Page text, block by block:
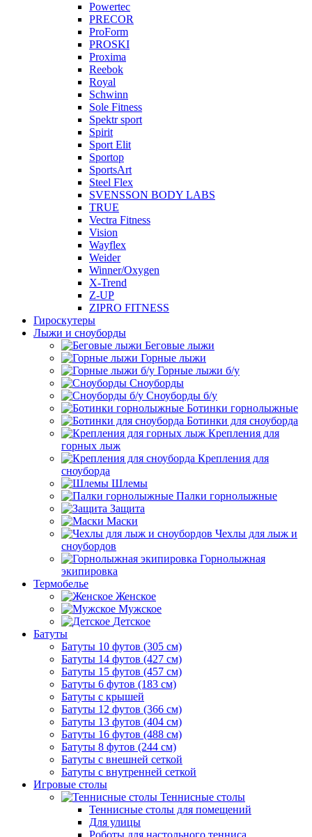
Powertec
PRECOR
ProForm
PROSKI
Proxima
Reebok
Royal
Schwinn
Sole Fitness
Spektr sport
Spirit
Sport Elit
Sportop
SportsArt
Steel Flex
SVENSSON BODY LABS
TRUE
Vectra Fitness
Vision
Wayflex
Weider
Winner/Oxygen
X-Trend
Z-UP
ZIPRO FITNESS
Гироскутеры
Лыжи и сноуборды
Беговые лыжи
Горные лыжи
Горные лыжи б/у
Сноуборды
Сноуборды б/у
Ботинки горнолыжные
Ботинки для сноуборда
Крепления для
горных лыж
Крепления для
сноуборда
Шлемы
Палки горнолыжные
Защита
Маски
Чехлы для лыж и
сноубордов
Горнолыжная
экипировка
Термобелье
Женское
Мужское
Детское
Батуты
Батуты 10 футов (305 см)
Батуты 14 футов (427 см)
Батуты 15 футов (457 см)
Батуты 6 футов (183 см)
Батуты с крышей
Батуты 12 футов (366 см)
Батуты 13 футов (404 см)
Батуты 16 футов (488 см)
Батуты 8 футов (244 см)
Батуты с внешней сеткой
Батуты с внутренней сеткой
Игровые столы
Теннисные столы
Теннисные столы для помещений
Для улицы
Роботы для настольного тенниса